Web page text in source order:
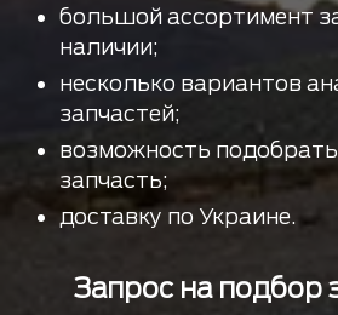
большой ассортимент
наличии;
несколько вариантов
запчастей;
возможность
запчасть;
доставку по Украине.
Запрос на подбор